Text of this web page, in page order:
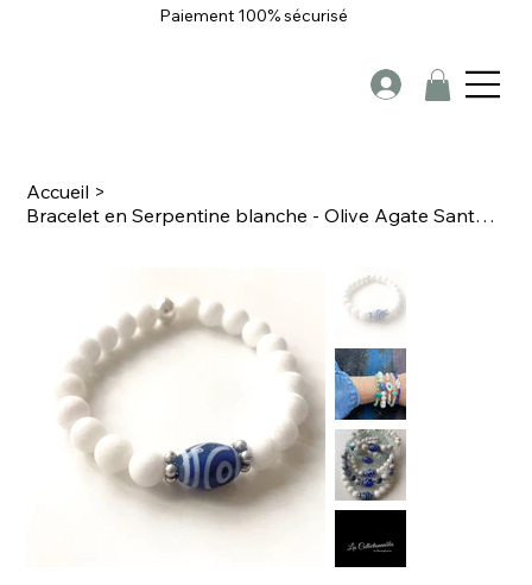
Paiement 100% sécurisé
Accueil >
Bracelet en Serpentine blanche - Olive Agate Santorin